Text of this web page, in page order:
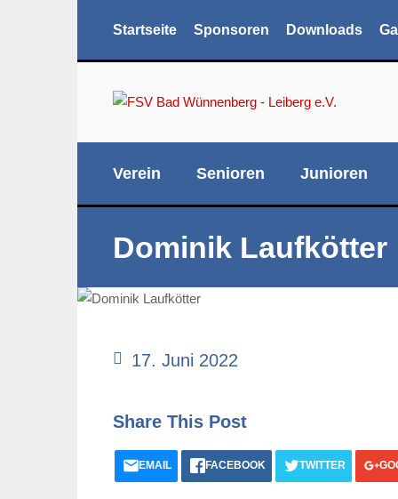
Startseite Sponsoren Downloads
Verein Senioren Junioren
Dominik Laufkötter
17. Juni 2022
Share This Post
EMAIL FACEBOOK TWITTER